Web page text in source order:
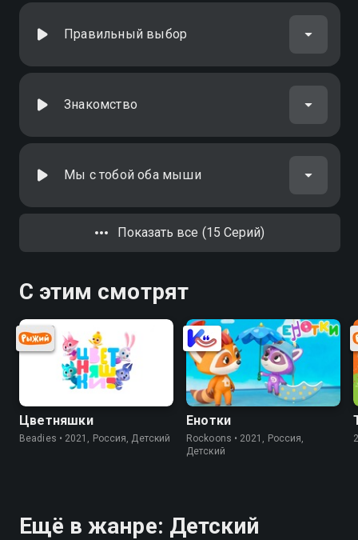
Правильный выбор
Знакомство
Мы с тобой оба мыши
Показать все (15 Серий)
С этим смотрят
Цветняшки
Beadies • 2021, Россия, Детский
Енотки
Rockoons • 2021, Россия,
Детский
Ещё в жанре: Детский